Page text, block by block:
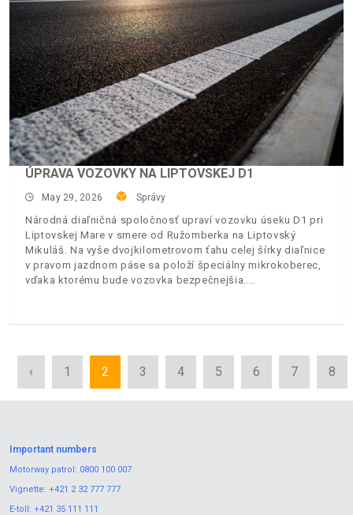
ÚPRAVA VOZOVKY NA LIPTOVSKEJ D1
May 29, 2026 Správy
Národná diaľničná spoločnosť upraví vozovku úseku D1 pri
Liptovskej Mare v smere od Ružomberka na Liptovský
Mikuláš. Na vyše dvojkilometrovom ťahu celej šírky diaľnice
v pravom jazdnom páse sa položí špeciálny mikrokoberec,
vďaka ktorému bude vozovka bezpečnejšia.
‹ 1 2 3 4 5 6 7 8
Important numbers
Motorway patrol: 0800 100 007
Vignette: +421 2 32 777 777
E-toll: +421 35 111 111